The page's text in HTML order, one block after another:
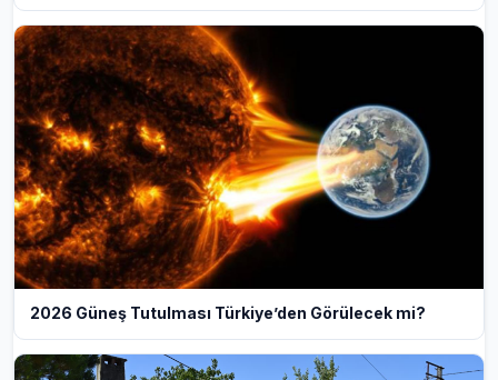
2026 Güneş Tutulması Türkiye’den Görülecek mi?